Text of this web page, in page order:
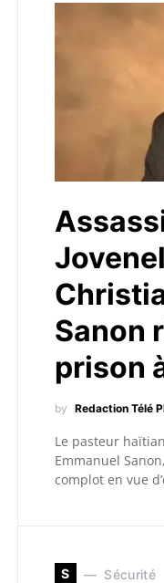
Sanon
prison
by Redaction Télé
Le pasteur
Emmanuel
complot en vue
S Sécurité